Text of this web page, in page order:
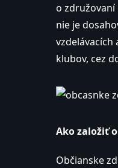
o združovaní
nie je
vzdelávacích
klubov, cez
Ako založiť
Občianske